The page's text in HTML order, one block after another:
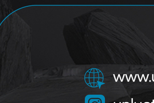
T15 2.5TD 9701